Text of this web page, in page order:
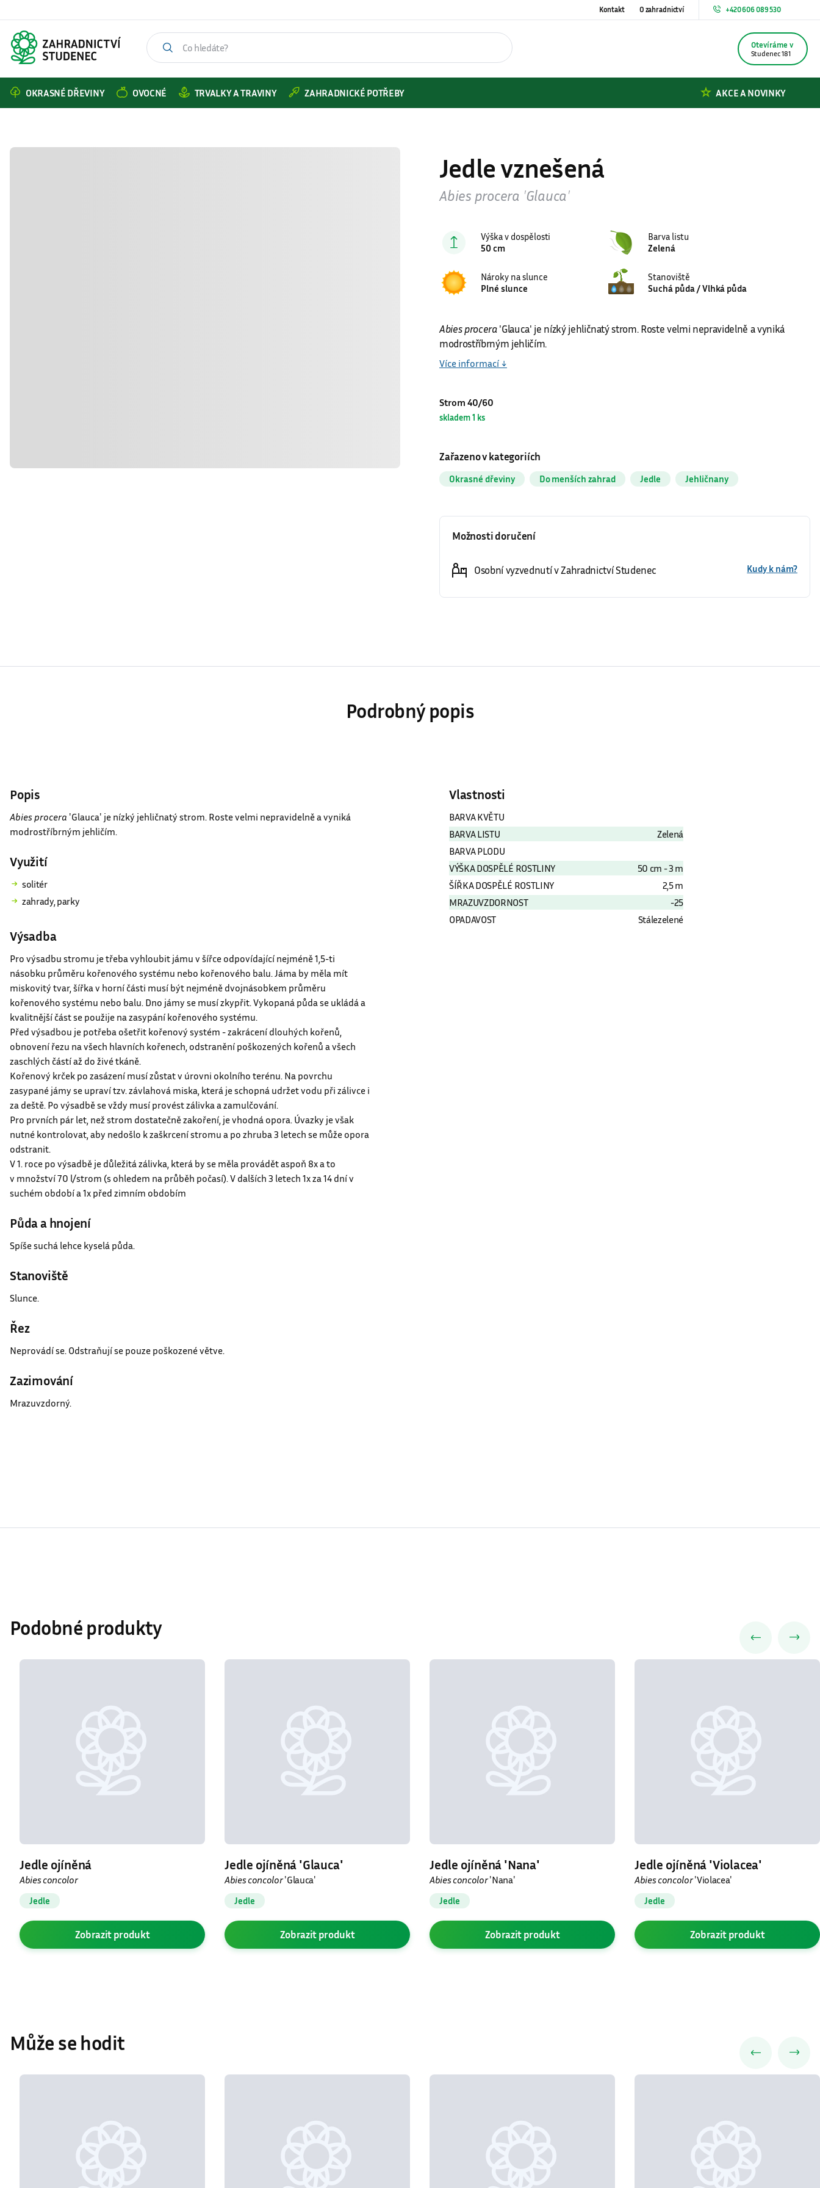
Kontakt O zahradnictví +420 606 089 530
Otevřeno do 17.00
Studenec 181
OKRASNÉ DŘEVINY OVOCNÉ TRVALKY A TRAVINY ZAHRADNICKÉ POTŘEBY AKCE A NOVINKY
Jedle vznešená
Abies procera ′Glauca′
Výška v dospělosti
Barva listu
Nároky na slunce
Stanoviště
Abies procera′Glauca′ je nízký jehličnatý strom. Roste velmi nepravidelně a vyniká
Strom 40/60
Zařazeno v kategoriích
Okrasné dřeviny Do menších zahrad Jedle Jehličnany
Podrobný popis
Popis
Abies procera′Glauca′ je nízký jehličnatý strom. Roste velmi nepravidelně a vyniká
Využití
solitér
Výsadba
Pro výsadbu stromu je třeba vyhloubit jámu v šířce odpovídající nejméně 1,5-ti
násobku průměru kořenového systému nebo kořenového balu. Jáma by měla mít
miskovitý tvar, šířka v horní části musí být nejméně dvojnásobkem průměru
kořenového systému nebo balu. Dno jámy se musí zkypřit. Vykopaná půda se ukládá a
kvalitnější část se použije na zasypání kořenového systému.
Před výsadbou je potřeba ošetřit kořenový systém - zakrácení dlouhých kořenů,
obnovení řezu na všech hlavních kořenech, odstranění poškozených kořenů a všech
zaschlých částí až do živé tkáně.
Kořenový krček po zasázení musí zůstat v úrovni okolního terénu. Na povrchu
zasypané jámy se upraví tzv. závlahová miska, která je schopná udržet vodu při zálivce i
za deště. Po výsadbě se vždy musí provést zálivka a zamulčování.
Pro prvních pár let, než strom dostatečně zakoření, je vhodná opora. Úvazky je však
nutné kontrolovat, aby nedošlo k zaškrcení stromu a po zhruba 3 letech se může opora
odstranit.
V 1. roce po výsadbě je důležitá zálivka, která by se měla provádět aspoň 8x a to
v množství 70 l/strom (s ohledem na průběh počasí). V dalších 3 letech 1x za 14 dní v
Půda a hnojení
BARVA KVĚTU
BARVA LISTU
BARVA PLODU
VÝŠKA DOSPĚLÉ ROSTLINY
50 cm - 3 m
ŠÍŘKA DOSPĚLÉ ROSTLINY
2,5 m
MRAZUVZDORNOST
-25
Podobné produkty
Jedle ojíněná
Abies concolor
Jedle
Zobrazitprodukt
Jedle ojíněná ′Glauca′
Abies concolor
Jedle
Zobrazitprodukt
Jedle ojíněná ′Nana′
Abies concolor
Jedle
Zobrazitprodukt
Jedle ojíněná ′Violacea′
Abies concolor
Jedle
Zobrazitprodukt
Může se hodit